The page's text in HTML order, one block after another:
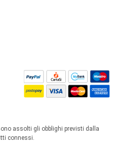
assolti gli obblighi previsti dalla
connessi.